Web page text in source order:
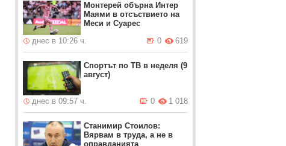
Монтерей обърна Интер
Маями в отсъствието на
Меси и Суарес
днес в 10:26 ч.
619
0
Спортът по ТВ в неделя (9
август)
днес в 09:57 ч. 1 018
0
Станимир Стоилов:
Вярвам в труда, а не в
оправданията